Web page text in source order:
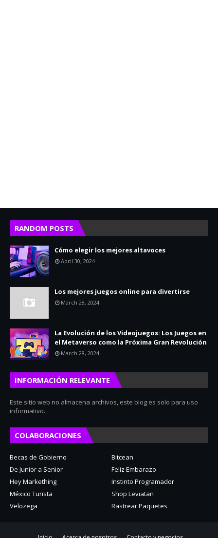
RANDOM POSTS
Cómo elegir los mejores altavoces
April 30, 2024
Los mejores juegos online para divertirse
March 28, 2024
La Evolución de los Videojuegos: Los Juegos en
el Metaverso como la Próxima Gran Revolución
March 28, 2024
INFORMACIÓN RELEVANTE
Este sitio web no almacena archivos, este blog es solo para uso
informativo.
COLABORACIONES
Becas de Gobierno
Bitcean
De Junior a Senior
Feliz Embarazo
Hey Markething
Instinto Programador
México Turista
Shop Leviatan
Velozega
Rastrear Paquetes